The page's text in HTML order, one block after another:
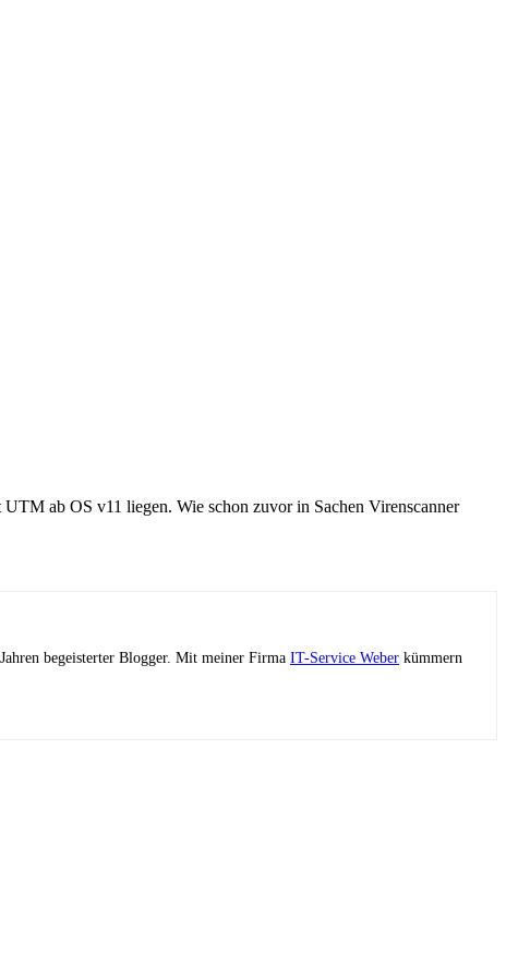
ab OS v11 liegen. Wie schon zuvor in Sachen Virenscanner
begeisterter Blogger. Mit meiner Firma IT-Service Weber kümmern